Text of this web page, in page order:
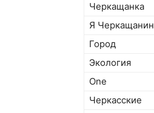
Черкащанка
Я Черкащанин
Город
Экология
One
Черкасские